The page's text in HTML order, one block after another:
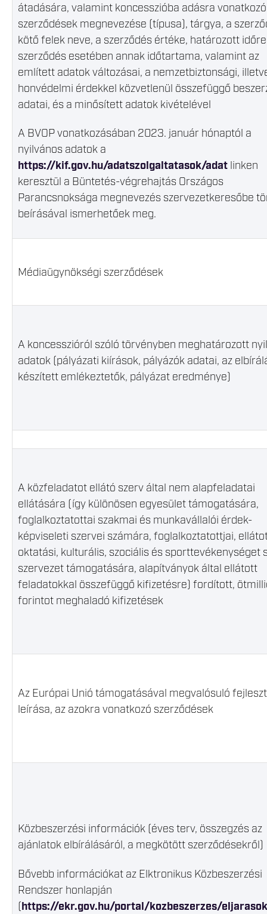
átadására, valamint koncesszióba adásra vonatkozó
szerződések megnevezése (típusa), tárgya, a
kötő felek neve, a szerződés értéke, határozott
szerződés esetében annak időtartama, valamint az
említett adatok változásai, a nemzetbiztonsági,
honvédelmi érdekkel közvetlenül összefüggő
adatai, és a minősített adatok kivételével
A BVOP vonatkozásában 2023. január hónaptól a
nyilvános adatok a
https://kif.gov.hu/adatszolgaltatasok/adat linken
keresztül a Büntetés-végrehajtás Országos
Parancsnoksága megnevezés szervezetkeresőbe
beírásával ismerhetőek meg.
Médiaügynökségi szerződések
A koncesszióról szóló törvényben meghatározott
adatok (pályázati kiírások, pályázók adatai, az
készített emlékeztetők, pályázat eredménye)
A közfeladatot ellátó szerv által nem alapfeladatai
ellátására (így különösen egyesület támogatására,
foglalkoztatottai szakmai és munkavállalói érdek-
képviseleti szervei számára, foglalkoztatottjai,
oktatási, kulturális, szociális és sporttevékenységet
szervezet támogatására, alapítványok által ellátott
feladatokkal összefüggő kifizetésre) fordított,
forintot meghaladó kifizetések
Az Európai Unió támogatásával megvalósuló
leírása, az azokra vonatkozó szerződések
Közbeszerzési információk (éves terv, összegzés az
ajánlatok elbírálásáról, a megkötött szerződésekről)
Bővebb információkat az Elktronikus Közbeszerzési
Rendszer honlapján
(https://ekr.gov.hu/portal/kozbeszerzes/